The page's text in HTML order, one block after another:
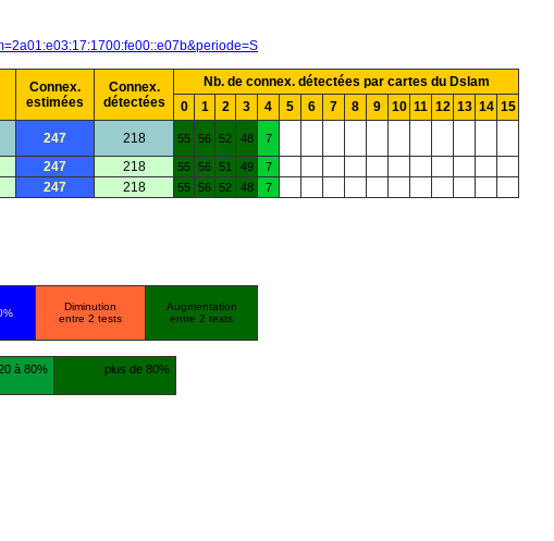
Connex.
estimées
Connex.
détectées
Nb. de connex. détectées par cartes du Dslam
0
1 2 3 4 5 6 7 8 9 10 11 12 13 14 15
247 218 55 56 52 48 7
247 218 55 56 51 49
7
247 218 55 56 52 48 7
Diminution
entre 2 tests
Augmentation
entre 2 tests
à 80% plus de 80%